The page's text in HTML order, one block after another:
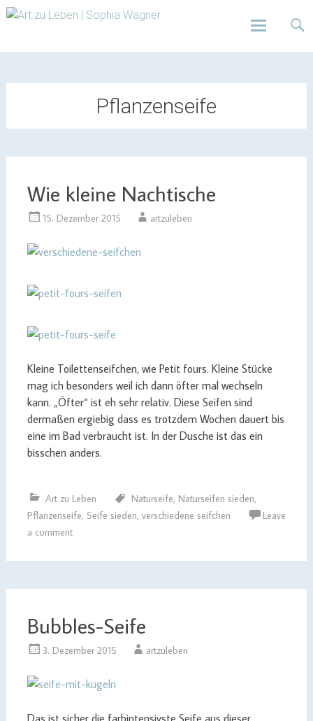
Art zu Leben | Sophia
Pflanzenseife
Wie kleine Nachtische
15. Dezember 2015 artzuleben
Kleine Toilettenseifchen, wie Petit fours. Kleine Stücke
mag ich besonders weil ich dann öfter mal wechseln
kann. „Öfter“ ist eh sehr relativ. Diese Seifen sind
dermaßen ergiebig dass es trotzdem Wochen dauert bis
eine im Bad verbraucht ist. In der Dusche ist das ein
bisschen anders.
Art zu Leben Naturseife, Naturseifen sieden,
Pflanzenseife, Seife sieden, verschiedene seifchen
Leave
a comment
Bubbles-Seife
3. Dezember 2015 artzuleben
Das ist sicher die farbintensivste Seife aus dieser